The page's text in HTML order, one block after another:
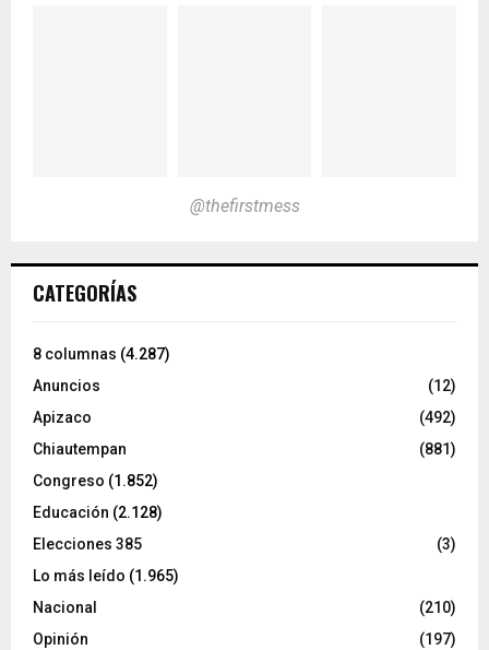
@thefirstmess
CATEGORÍAS
8 columnas (4.287)
Anuncios
(12)
Apizaco
(492)
Chiautempan
(881)
Congreso (1.852)
Educación (2.128)
Elecciones 385
(3)
Lo más leído (1.965)
Nacional
(210)
Opinión
(197)